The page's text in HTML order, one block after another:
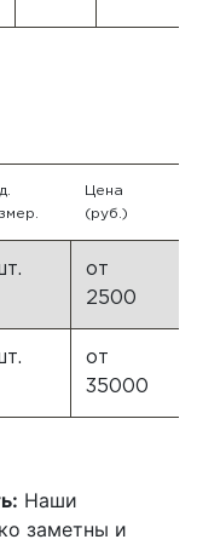
Цена
(руб.)
от
2500
от
35000
Наши
заметны и